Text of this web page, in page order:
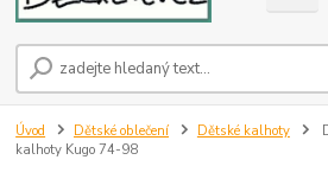
Úvod Dětské oblečení Dětské kalhoty
kalhoty Kugo 74-98